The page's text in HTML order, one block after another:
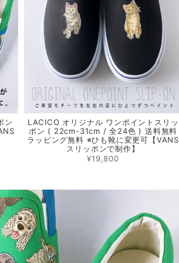
ン
LACICO オリジナル ワンポイントスリッ
ポン ( 22cm-31cm / 全24色 ) 送料無料
ラッピング無料 ※ひも靴に変更可【VANS
スリッポンで制作】
¥19,800